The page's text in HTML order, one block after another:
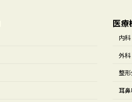
医療
内
外科
整
耳